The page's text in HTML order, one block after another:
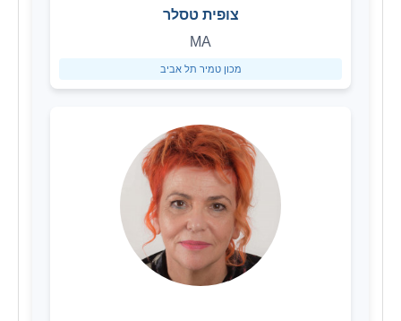
צופית טסלר
MA
מכון טמיר תל אביב